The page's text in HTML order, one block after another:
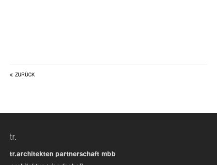
get in touch
ZURÜCK
tr.
tr.architekten partnerschaft mbb